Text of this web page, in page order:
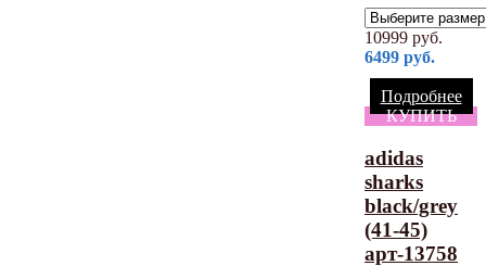
10999 руб.
6499 руб.
Подробнее
КУПИТЬ
adidas
sharks
black/grey
(41-45)
арт-13758